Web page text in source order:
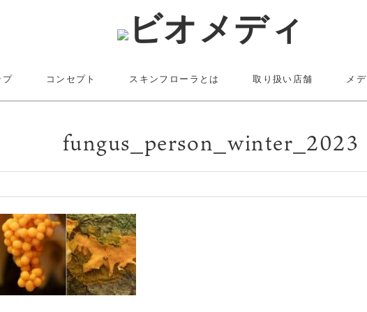
プ コンセプト スキンフローラとは 取り扱い店舗 メ
fungus_person_winter_2023